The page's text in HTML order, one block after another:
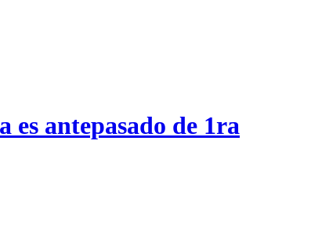
antepasado de 1ra